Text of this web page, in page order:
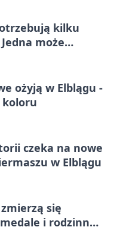
kilku
może
ożyją w Elblągu -
koloru
czeka na nowe
w Elblągu
się
i rodzinna